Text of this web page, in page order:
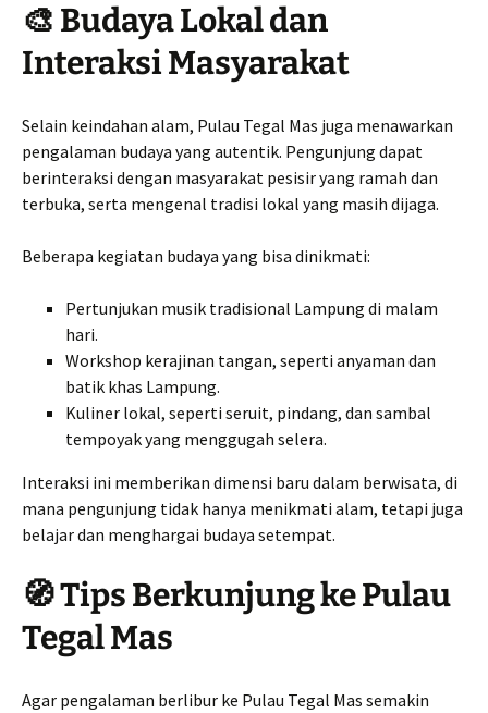
🎨 Budaya Lokal dan
Interaksi Masyarakat
Selain keindahan alam, Pulau Tegal Mas juga menawarkan
pengalaman budaya yang autentik. Pengunjung dapat
berinteraksi dengan masyarakat pesisir yang ramah dan
terbuka, serta mengenal tradisi lokal yang masih dijaga.
Beberapa kegiatan budaya yang bisa dinikmati:
Pertunjukan musik tradisional Lampung di malam
hari.
Workshop kerajinan tangan, seperti anyaman dan
batik khas Lampung.
Kuliner lokal, seperti seruit, pindang, dan sambal
tempoyak yang menggugah selera.
Interaksi ini memberikan dimensi baru dalam berwisata, di
mana pengunjung tidak hanya menikmati alam, tetapi juga
belajar dan menghargai budaya setempat.
🧭 Tips Berkunjung ke Pulau
Tegal Mas
Agar pengalaman berlibur ke Pulau Tegal Mas semakin